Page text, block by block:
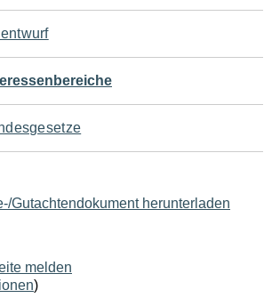
Gutachtendokument herunterladen
melden
)